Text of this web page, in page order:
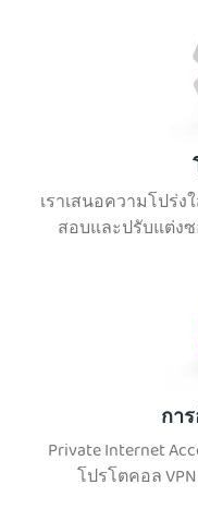
เราเสนอความโปร่
สอบและปรับแต่ง
กา
Private Internet
โปรโตคอล